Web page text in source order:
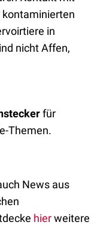
in
nicht Affen,
für
Themen.
News aus
hierweitere